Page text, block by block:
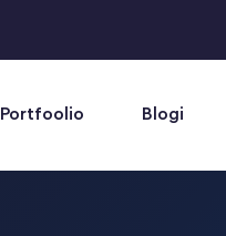
Portfoolio Blogi